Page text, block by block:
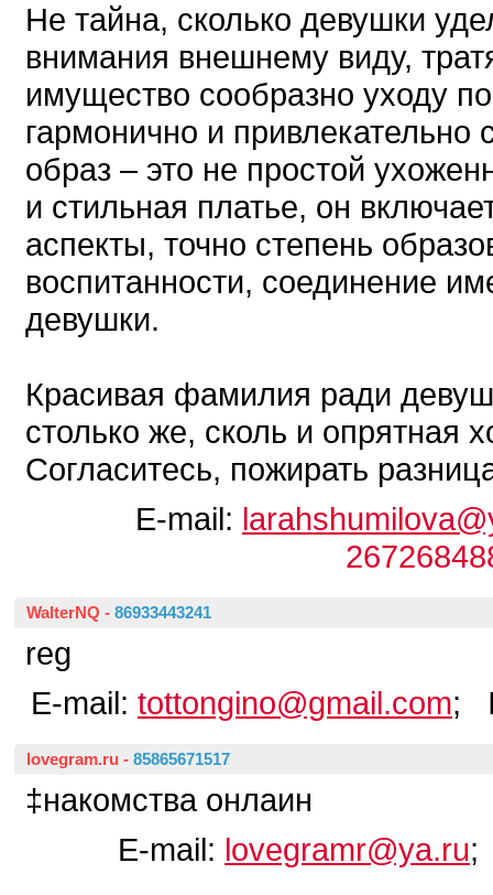
Не тайна, сколько девушки
внимания внешнему виду,
имущество сообразно уходу
гармонично и
образ – это не простой
и стильная платье, он
аспекты, точно степень
воспитанности, соединение
девушки.
Красивая фамилия ради
столько же, сколь и опрятная
Согласитесь, пожирать
E-mail:
WalterNQ - 86933443241
reg
E-mail: tottongino@gmail.com;
lovegram.ru - 85865671517
‡накомства онлаин
E-mail: lovegramr@ya.ru;